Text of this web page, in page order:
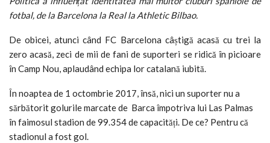
fotbal, de la Barcelona la Real la Athletic Bilbao.
De obicei, atunci când FC Barcelona câștigă acasă cu trei la
zero acasă, zeci de mii de fani de suporteri se ridică în picioare
în Camp Nou, aplaudând echipa lor catalană iubită.
În noaptea de 1 octombrie 2017, însă, nici un suporter nu a
sărbătorit golurile marcate de Barca împotriva lui Las Palmas
în faimosul stadion de 99.354 de capacități. De ce? Pentru că
stadionul a fost gol.